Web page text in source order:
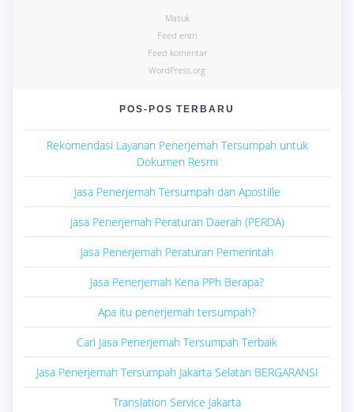
Masuk
Feed entri
Feed komentar
WordPress.org
POS-POS TERBARU
Rekomendasi Layanan Penerjemah Tersumpah untuk
Dokumen Resmi
Jasa Penerjemah Tersumpah dan Apostille
Jasa Penerjemah Peraturan Daerah (PERDA)
Jasa Penerjemah Peraturan Pemerintah
Jasa Penerjemah Kena PPh Berapa?
Apa itu penerjemah tersumpah?
Cari Jasa Penerjemah Tersumpah Terbaik
Jasa Penerjemah Tersumpah Jakarta Selatan BERGARANSI
Translation Service Jakarta